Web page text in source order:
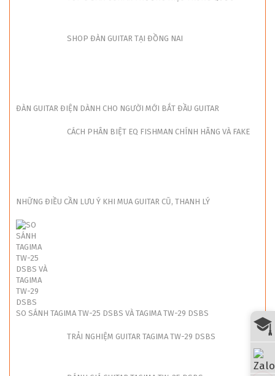
CÁCH PHÂN BIỆT EQ FISHMAN CHÍNH HÃNG VÀ FAKE
SO SÁNH TAGIMA TW-25 DSBS VÀ TAGIMA TW-29 DSBS
TRẢI NGHIỆM GUITAR TAGIMA TW-29 DSBS